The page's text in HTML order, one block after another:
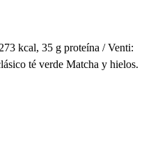
kcal, 35 g proteína / Venti:
té verde Matcha y hielos.